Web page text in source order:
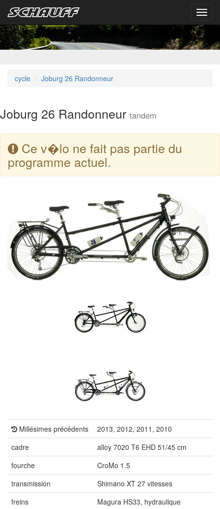
cycle Joburg 26 Randonneur
Joburg 26 Randonneur tandem
Ce v�lo ne fait pas partie du
programme actuel.
Millésimes précédents
2013, 2012, 2011, 2010
cadre
alloy 7020 T6 EHD 51/45 cm
fourche
CroMo 1.5
transmission
Shimano XT 27 vitesses
freins
Magura HS33, hydraulique